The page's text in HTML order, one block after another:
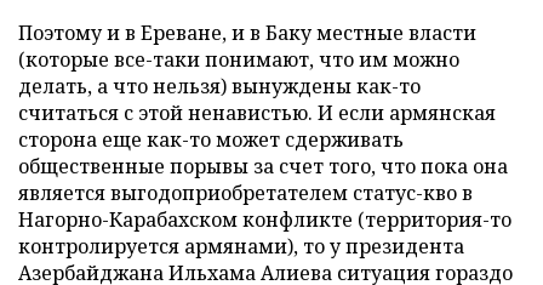
Поэтому и в Ереване, и в Баку местные власти
(которые все-таки понимают, что им можно
делать, а что нельзя) вынуждены как-то
считаться с этой ненавистью. И если армянская
сторона еще как-то может сдерживать
общественные порывы за счет того, что пока она
является выгодоприобретателем статус-кво в
Нагорно-Карабахском конфликте (территория-то
контролируется армянами), то у президента
Азербайджана Ильхама Алиева ситуация гораздо